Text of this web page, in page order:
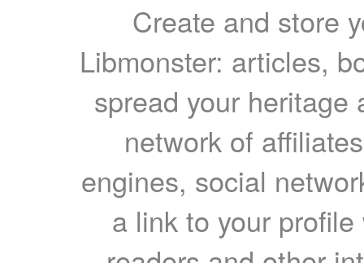
Create and store
Libmonster: articles,
spread your heritage
network of
engines, social
a link to your